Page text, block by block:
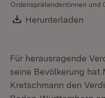
Ordensprätendentinnen und
Download:
Herunterladen
Für herausragende
seine Bevölkerung hat
Kretschmann den